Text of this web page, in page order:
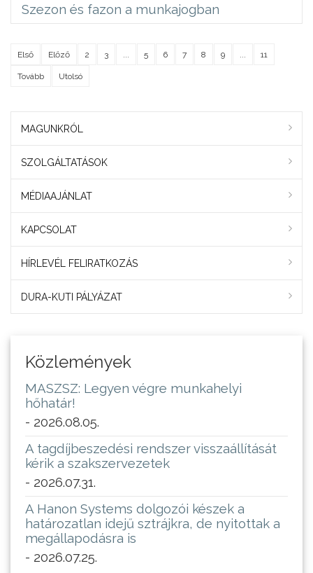
Szezon és fazon a munkajogban
Első Előző 2 3 5 6 7 8 9 11
Tovább Utolsó
MAGUNKRÓL
SZOLGÁLTATÁSOK
MÉDIAAJÁNLAT
KAPCSOLAT
HÍRLEVÉL FELIRATKOZÁS
DURA-KUTI PÁLYÁZAT
Közlemények
MASZSZ: Legyen végre munkahelyi
hőhatár!
- 2026.08.05.
A tagdíjbeszedési rendszer visszaállítását
kérik a szakszervezetek
- 2026.07.31.
A Hanon Systems dolgozói készek a
határozatlan idejű sztrájkra, de nyitottak a
megállapodásra is
- 2026.07.25.